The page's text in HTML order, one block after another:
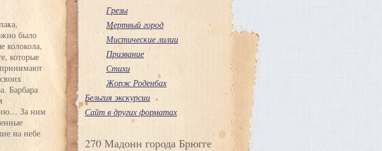
было
колокола,
которые
Барбара
За ним
на небе
Грезы
Мертвый город
Мистические лилии
Призвание
Стихи
Жорж Роденбах
Бельгия экскурсии
Сайт в других форматах
270 Мадонн города Брюгге